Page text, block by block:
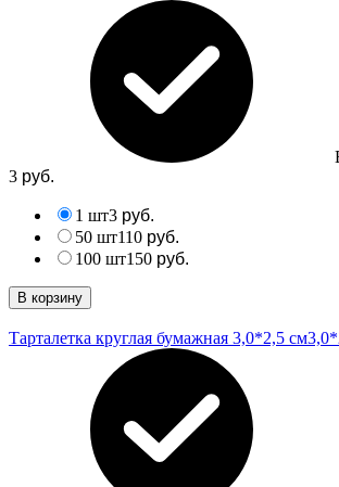
3 руб.
1 шт3 руб.
50 шт110 руб.
100 шт150 руб.
В корзину
Тарталетка круглая бумажная 3,0*2,5 см